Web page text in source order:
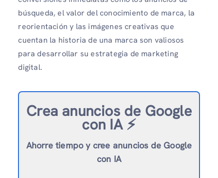
búsqueda, el valor del conocimiento de marca, la
reorientación y las imágenes creativas que
cuentan la historia de una marca son valiosos
para desarrollar su estrategia de marketing
digital.
Crea anuncios de Google
con IA ⚡️
Ahorre tiempo y cree anuncios de Google
con IA